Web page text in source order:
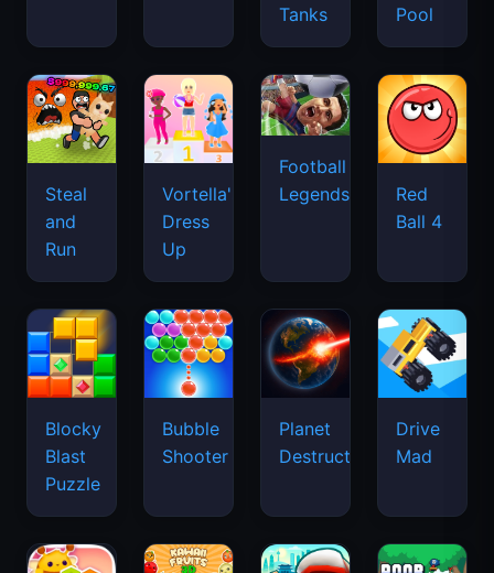
Tanks
Pool
Steal
and
Run
Vortella's
Dress
Up
Football
Legends
Red
Ball 4
Blocky
Blast
Puzzle
Bubble
Shooter
Planet
Destruction
Drive
Mad